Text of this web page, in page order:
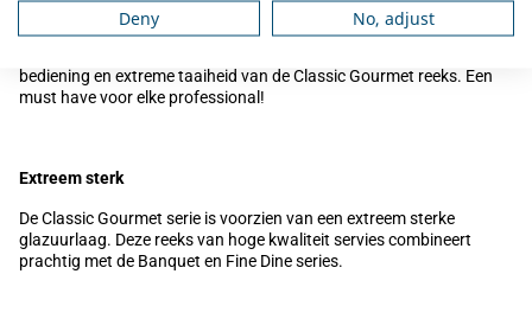
Rak Classic Gourmet Bord 38x21cm DS/6is een ivoorwitte
serie van hoge kwaliteit met 5 jaar chipgarantie. Dit servies, met zijn
bediening en extreme taaiheid van de Classic Gourmet reeks. Een
must have voor elke professional!
Extreem sterk
De Classic Gourmet serie is voorzien van een extreem sterke
glazuurlaag. Deze reeks van hoge kwaliteit servies combineert
prachtig met de Banquet en Fine Dine series.
Deny
No, adjust